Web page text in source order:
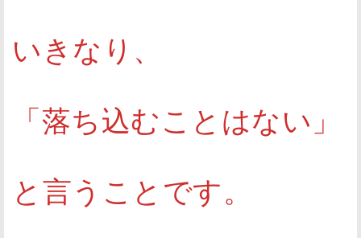
いきなり、
「落ち込むことはない」
と言うことです。